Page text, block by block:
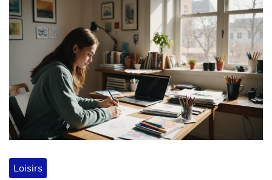
Loisirs